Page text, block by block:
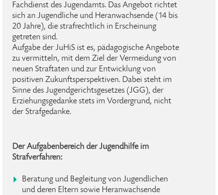
Fachdienst des Jugendamts. Das Angebot richtet
sich an Jugendliche und Heranwachsende (14 bis
20 Jahre), die strafrechtlich in Erscheinung
getreten sind.
Aufgabe der JuHiS ist es, pädagogische Angebote
zu vermitteln, mit dem Ziel der Vermeidung von
neuen Straftaten und zur Entwicklung von
positiven Zukunftsperspektiven. Dabei steht im
Sinne des Jugendgerichtsgesetzes (JGG), der
Erziehungsgedanke stets im Vordergrund, nicht
der Strafgedanke.
Der Aufgabenbereich der Jugendhilfe im
Strafverfahren:
Beratung und Begleitung von Jugendlichen
und deren Eltern sowie Heranwachsende